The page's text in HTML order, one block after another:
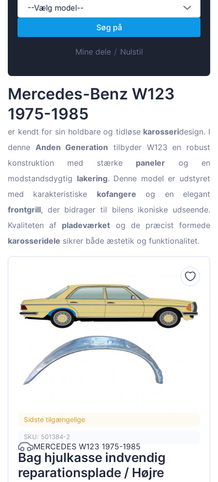
Lietuvių
Hrvatski
Português
Slovenčina
--Vælg model--
Søg på
Mine dele/ Nulstil
Mercedes-Benz W123
1975-1985
er kendt for sin holdbare og tidløse karosseridesign. I
denne Anden Generation tilbyder W123 en robust
konstruktion med stærke paneler og en
modstandsdygtig lakering. Denne model er udstyret
med karakteristiske kofangere og en elegant
frontgrill, der bidrager til bilens ikoniske udseende.
Kvaliteten af pladeværket og de præcist formede
karosseridele sikrer både æstetik og funktionalitet.
Sidste tilgængelige
SKU: 501384-2
MERCEDES W123 1975-1985
Bag hjulkasse indvendig
reparationsplade / Højre